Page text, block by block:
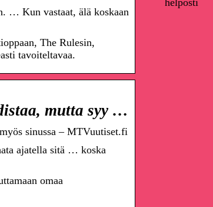
… Kun vastaat, älä koskaan
The Rulesin,
tavoiteltavaa.
mutta syy …
sinussa – MTVuutiset.fi
ajatella sitä … koska
omaa
helposti